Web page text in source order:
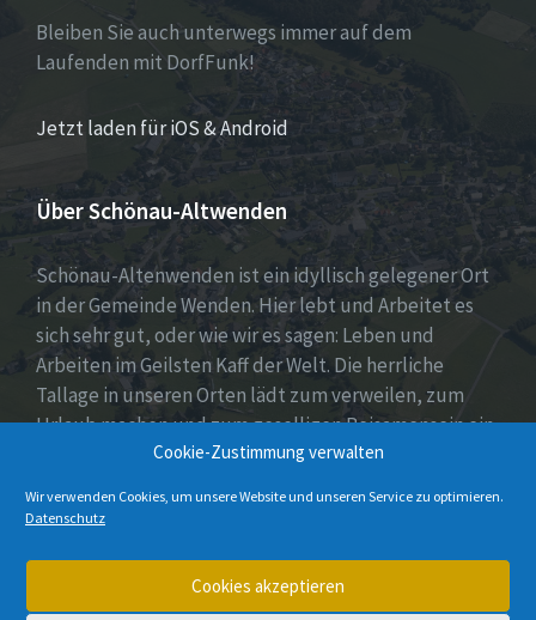
Cookie-Zustimmung verwalten
Wir verwenden Cookies, um unsere Website und unseren Service zu optimieren.
Datenschutz
Cookies akzeptieren
Bleiben Sie auch unterwegs immer auf dem
Laufenden mit DorfFunk!
Jetzt laden für iOS & Android
Über Schönau-Altwenden
Schönau-Altenwenden ist ein idyllisch gelegener Ort
in der Gemeinde Wenden. Hier lebt und Arbeitet es
sich sehr gut, oder wie wir es sagen: Leben und
Arbeiten im Geilsten Kaff der Welt. Die herrliche
Tallage in unseren Orten lädt zum verweilen, zum
Urlaub machen und zum geselligen Beisamensein ein.
Dies wird auch durch unser aktives Vereinsleben
unter Beweis gestellt.
Instagram